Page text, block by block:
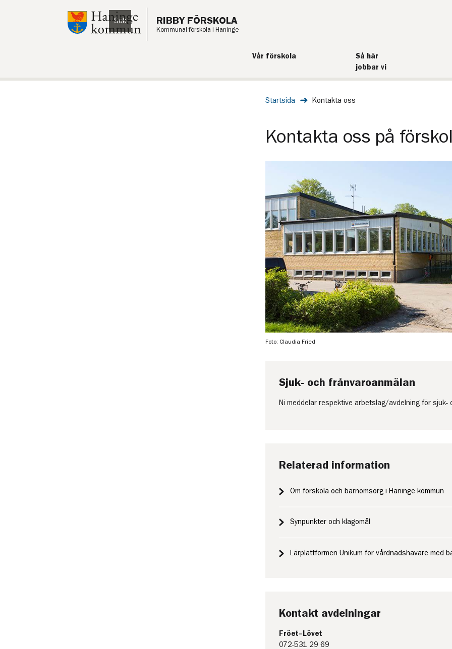
Till innehåll på sidan
RIBBY FÖRSKOLA
Kommunal förskola i Haninge
Lyssna Sök
Vår förskola
Så här
jobbar vi
Startsida Kontakta oss
Kontakta oss på
Foto: Claudia Fried
Sjuk- och frånvaroanmälan
Ni meddelar respektive arbetslag/avdelning för sjuk-
Relaterad information
Om förskola och barnomsorg i Haninge kommun
Synpunkter och klagomål
Lärplattformen Unikum för vårdnadshavare med
Kontakt avdelningar
Fröet–Lövet
072-531 29 69